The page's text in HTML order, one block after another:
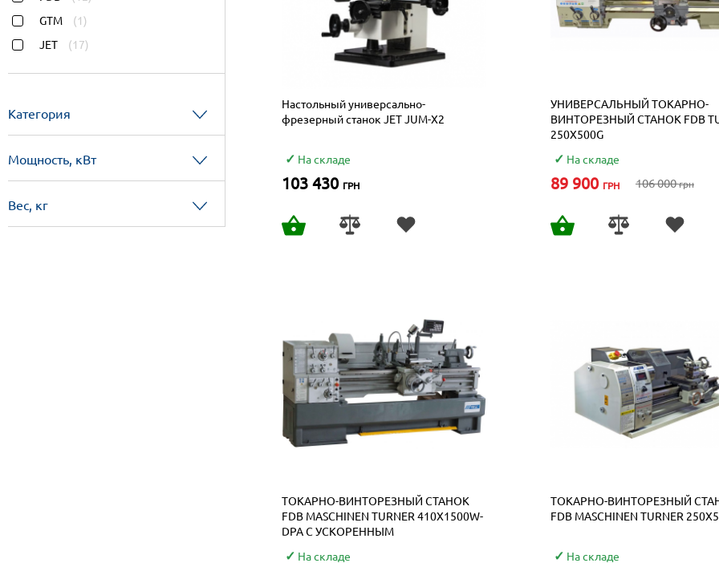
GTM
(1)
JET
(17)
Категория
Мощность, кВт
Вес, кг
Настольный универсально-
фрезерный станок JET JUM-X2
На складе
103 430 ГРН
УНИВЕРСАЛЬНЫЙ ТОКАРНО-
ВИНТОРЕЗНЫЙ СТАНОК FDB
250X500G
На складе
89 900 ГРН 106 000грн
ТОКАРНО-ВИНТОРЕЗНЫЙ СТАНОК
FDB MASCHINEN TURNER 410X1500W-
DPA С УСКОРЕННЫМ
На складе
ТОКАРНО-ВИНТОРЕЗНЫЙ
FDB MASCHINEN TURNER
На складе